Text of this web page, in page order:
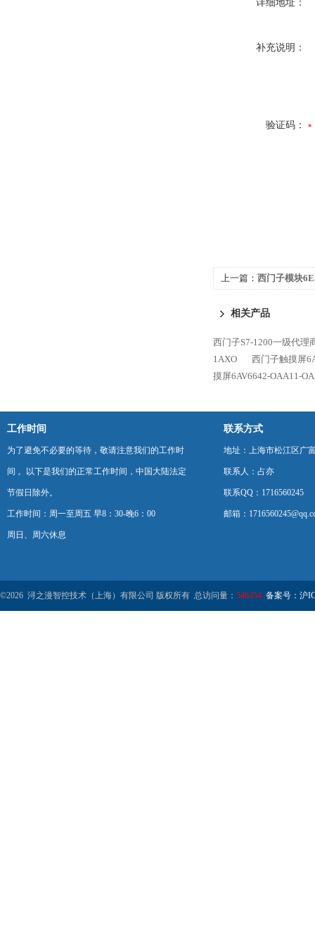
详细地址：
补充说明：
验证码：
上一篇： 西门子模块
相关产品
西门子S7-1200一级代理
1AXO
西门子触摸屏
摸屏6AV6642-OAA11-
工作时间
为了避免不必要的等待，敬请注意我们的工作时
间 。以下是我们的正常工作时间，中国大陆法定
节假日除外。
工作时间：周一至周五 早8：30-晚6：00
周日、周六休息
联系方式
地址：上海市松江区广
联系人：占亦
联系QQ：1716560245
邮箱：
©2026 浔之漫智控技术（上海）有限公司 版权所有 总访问量： 546354 备案号：沪